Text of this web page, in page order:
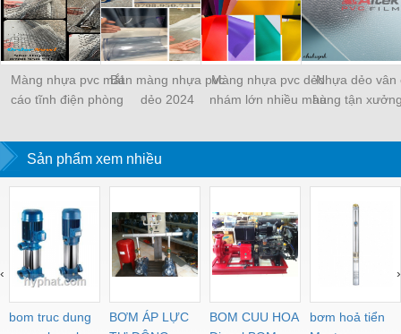
Màng nhựa pvc mắt
cáo tĩnh điện phòng
Bán màng nhựa pvc
dẻo 2024
Màng nhựa pvc dẻo
nhám lớn nhiều màu
gốc
Nhựa dẻo vân
hàng tận
Sản phẩm xem nhiều
bom truc dung
BƠM ÁP LỰC
BOM CUU HOA
bơm hoả tiển
‹ ›